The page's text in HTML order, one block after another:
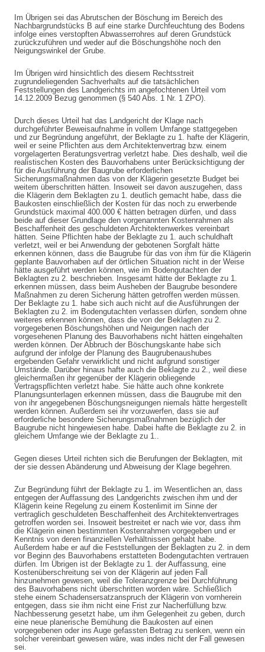
Im Übrigen sei das Abrutschen der Böschung im Bereich des
Nachbargrundstücks B auf eine starke Durchfeuchtung des Bodens
infolge eines verstopften Abwasserrohres auf deren Grundstück
zurückzuführen und weder auf die Böschungshöhe noch den
Neigungswinkel der Grube.
Im Übrigen wird hinsichtlich des diesem Rechtsstreit
zugrundeliegenden Sachverhalts auf die tatsächlichen
Feststellungen des Landgerichts im angefochtenen Urteil vom
14.12.2009 Bezug genommen (§ 540 Abs. 1 Nr. 1 ZPO).
Durch dieses Urteil hat das Landgericht der Klage nach
durchgeführter Beweisaufnahme in vollem Umfange stattgegeben
und zur Begründung angeführt, der Beklagte zu 1. hafte der Klägerin,
weil er seine Pflichten aus dem Architektenvertrag bzw. einem
vorgelagerten Beratungsvertrag verletzt habe. Dies deshalb, weil die
realistischen Kosten des Bauvorhabens unter Berücksichtigung der
für die Ausführung der Baugrube erforderlichen
Sicherungsmaßnahmen das von der Klägerin gesetzte Budget bei
weitem überschritten hätten. Insoweit sei davon auszugehen, dass
die Klägerin dem Beklagten zu 1. deutlich gemacht habe, dass die
Baukosten einschließlich der Kosten für das noch zu erwerbende
Grundstück maximal 400.000 € hätten betragen dürfen, und dass
beide auf dieser Grundlage den vorgenannten Kostenrahmen als
Beschaffenheit des geschuldeten Architektenwerkes vereinbart
hätten. Seine Pflichten habe der Beklagte zu 1. auch schuldhaft
verletzt, weil er bei Anwendung der gebotenen Sorgfalt hätte
erkennen können, dass die Baugrube für das von ihm für die Klägerin
geplante Bauvorhaben auf der örtlichen Situation nicht in der Weise
hätte ausgeführt werden können, wie im Bodengutachten der
Beklagten zu 2. beschrieben. Insgesamt hätte der Beklagte zu 1.
erkennen müssen, dass beim Ausheben der Baugrube besondere
Maßnahmen zu deren Sicherung hätten getroffen werden müssen.
Der Beklagte zu 1. habe sich auch nicht auf die Ausführungen der
Beklagten zu 2. im Bodengutachten verlassen dürfen, sondern ohne
weiteres erkennen können, dass die von der Beklagten zu 2.
vorgegebenen Böschungshöhen und Neigungen nach der
vorgesehenen Planung des Bauvorhabens nicht hätten eingehalten
werden können. Der Abbruch der Böschungskante habe sich
aufgrund der infolge der Planung des Baugrubenaushubes
ergebenden Gefahr verwirklicht und nicht aufgrund sonstiger
Umstände. Darüber hinaus hafte auch die Beklagte zu 2., weil diese
gleichermaßen ihr gegenüber der Klägerin obliegende
Vertragspflichten verletzt habe. Sie hätte auch ohne konkrete
Planungsunterlagen erkennen müssen, dass die Baugrube mit den
von ihr angegebenen Böschungsneigungen niemals hätte hergestellt
werden können. Außerdem sei ihr vorzuwerfen, dass sie auf
erforderliche besondere Sicherungsmaßnahmen bezüglich der
Baugrube nicht hingewiesen habe. Dabei hafte die Beklagte zu 2. in
gleichem Umfange wie der Beklagte zu 1..
Gegen dieses Urteil richten sich die Berufungen der Beklagten, mit
der sie dessen Abänderung und Abweisung der Klage begehren.
Zur Begründung führt der Beklagte zu 1. im Wesentlichen an, dass
entgegen der Auffassung des Landgerichts zwischen ihm und der
Klägerin keine Regelung zu einem Kostenlimit im Sinne der
vertraglich geschuldeten Beschaffenheit des Architektenvertrages
getroffen worden sei. Insoweit bestreitet er nach wie vor, dass ihm
die Klägerin einen bestimmten Kostenrahmen vorgegeben und er
Kenntnis von deren finanziellen Verhältnissen gehabt habe.
Außerdem habe er auf die Feststellungen der Beklagten zu 2. in dem
vor Beginn des Bauvorhabens erstatteten Bodengutachten vertrauen
dürfen. Im Übrigen ist der Beklagte zu 1. der Auffassung, eine
Kostenüberschreitung sei von der Klägerin auf jeden Fall
hinzunehmen gewesen, weil die Toleranzgrenze bei Durchführung
des Bauvorhabens nicht überschritten worden wäre. Schließlich
stehe einem Schadensersatzanspruch der Klägerin von vornherein
entgegen, dass sie ihm nicht eine Frist zur Nacherfüllung bzw.
Nachbesserung gesetzt habe, um ihm Gelegenheit zu geben, durch
eine neue planerische Bemühung die Baukosten auf einen
vorgegebenen oder ins Auge gefassten Betrag zu senken, wenn ein
solcher vereinbart gewesen wäre, was indes nicht der Fall gewesen
sei.